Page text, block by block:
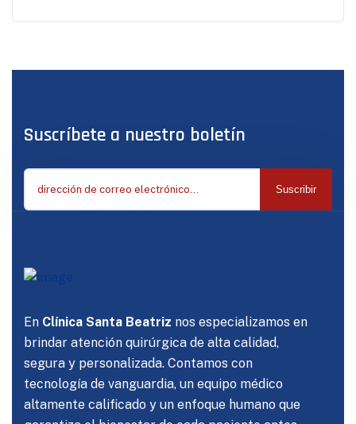
Suscríbete a nuestro boletín
Suscribir
En Clínica Santa Beatriz nos especializamos en
brindar atención quirúrgica de alta calidad,
segura y personalizada. Contamos con
tecnología de vanguardia, un equipo médico
altamente calificado y un enfoque humano que